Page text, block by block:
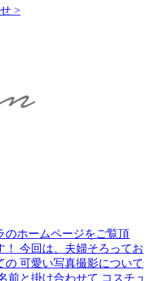
>
のホームページをご覧頂
！ 今回は、夫婦そろってお
可愛い写真撮影について
前と掛け合わせて コスチュ